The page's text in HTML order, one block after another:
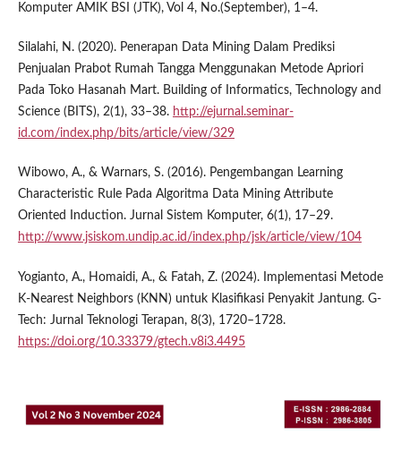
Komputer AMIK BSI (JTK), Vol 4, No.(September), 1–4.
Silalahi, N. (2020). Penerapan Data Mining Dalam Prediksi
Penjualan Prabot Rumah Tangga Menggunakan Metode Apriori
Pada Toko Hasanah Mart. Building of Informatics, Technology and
Science (BITS), 2(1), 33–38. http://ejurnal.seminar-
id.com/index.php/bits/article/view/329
Wibowo, A., & Warnars, S. (2016). Pengembangan Learning
Characteristic Rule Pada Algoritma Data Mining Attribute
Oriented Induction. Jurnal Sistem Komputer, 6(1), 17–29.
http://www.jsiskom.undip.ac.id/index.php/jsk/article/view/104
Yogianto, A., Homaidi, A., & Fatah, Z. (2024). Implementasi Metode
K-Nearest Neighbors (KNN) untuk Klasifikasi Penyakit Jantung. G-
Tech: Jurnal Teknologi Terapan, 8(3), 1720–1728.
https://doi.org/10.33379/gtech.v8i3.4495